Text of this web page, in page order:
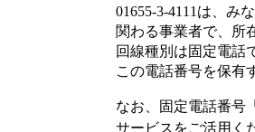
01655-3-4111 は、 み
関わる事業者で、所
回線種別は固定電話
この電話番号を保有
なお、固定電話番号「
サービス をご活用く